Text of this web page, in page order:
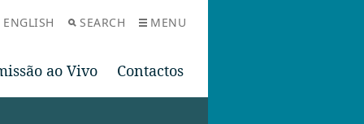
ENGLISH SEARCH MENU
ao Vivo Contactos